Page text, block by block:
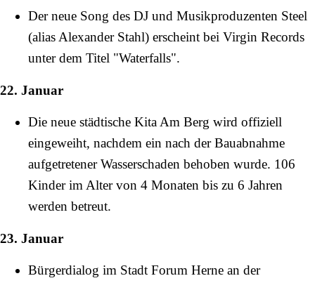
Der neue Song des DJ und Musikproduzenten Steel
(alias Alexander Stahl) erscheint bei Virgin Records
unter dem Titel "Waterfalls".
22. Januar
Die neue städtische Kita Am Berg wird offiziell
eingeweiht, nachdem ein nach der Bauabnahme
aufgetretener Wasserschaden behoben wurde. 106
Kinder im Alter von 4 Monaten bis zu 6 Jahren
werden betreut.
23. Januar
Bürgerdialog im Stadt Forum Herne an der